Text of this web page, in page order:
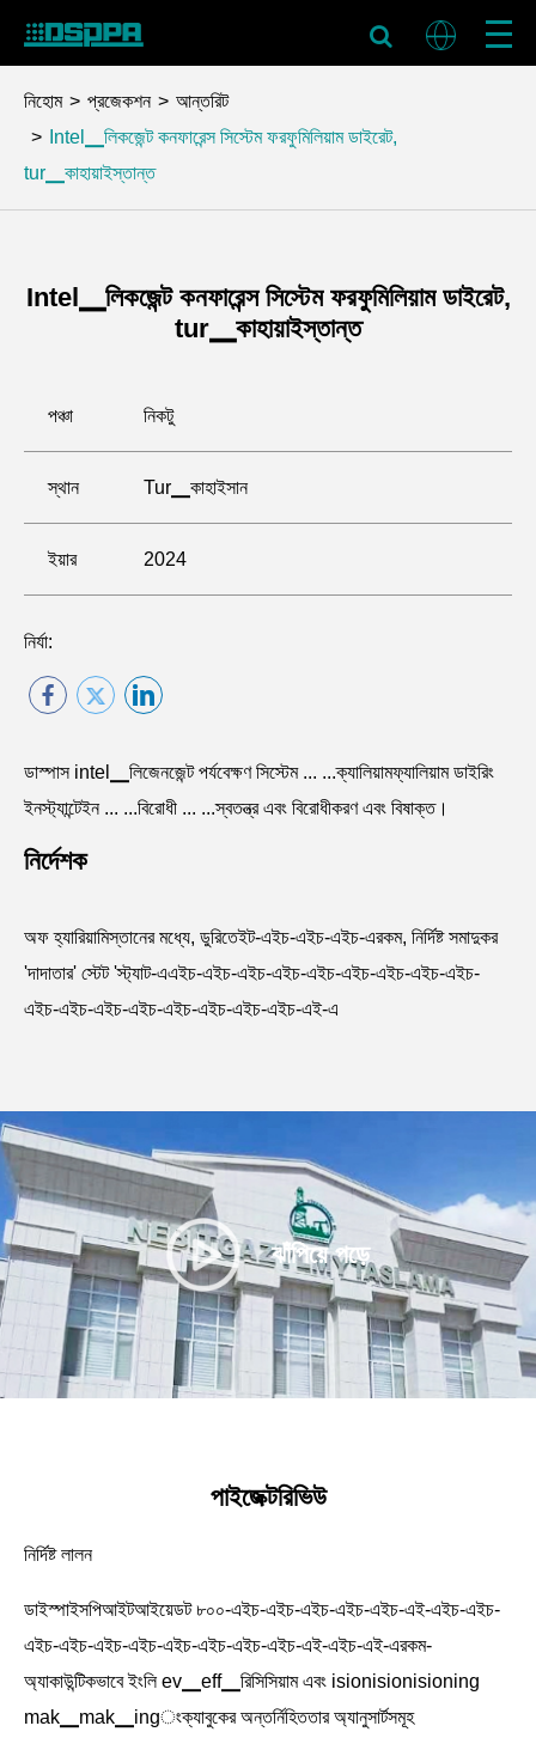
নিহোম প্রজেকশন
আন্তরিট
Intel▁লিকজেন্ট কনফারেন্স সিস্টেম ফরফুমিলিয়াম ডাইরেট,
tur▁কাহায়াইস্তান্ত
Intel▁লিকজেন্ট কনফারেন্স সিস্টেম ফরফুমিলিয়াম ডাইরেট,
tur▁কাহায়াইস্তান্ত
পঞ্চা নিকটু
স্থান Tur▁কাহাইসান
ইয়ার 2024
নির্যা:
ডাস্পাস intel▁লিজেনজেন্ট পর্যবেক্ষণ সিস্টেম ... ...ক্যালিয়ামফ্যালিয়াম ডাইরিং
ইনস্ট্যান্টেইন ... ...বিরোধী ... ...স্বতন্ত্র এবং বিরোধীকরণ এবং বিষাক্ত।
নির্দেশক
অফ হ্যারিয়ামিস্তানের মধ্যে, ডুরিতেইট-এইচ-এইচ-এইচ-এরকম, নির্দিষ্ট সমাদুকর
'দাদাতার' স্টেট 'স্ট্যাট-এএইচ-এইচ-এইচ-এইচ-এইচ-এইচ-এইচ-এইচ-এইচ-
এইচ-এইচ-এইচ-এইচ-এইচ-এইচ-এইচ-এইচ-এই-এ
ঝাঁপিয়ে পড়ে
পাইজেক্টরিভিউ
নির্দিষ্ট লালন
ডাইস্পাইসপিআইটআইয়েডট ৮০০-এইচ-এইচ-এইচ-এইচ-এইচ-এই-এইচ-এইচ-
এইচ-এইচ-এইচ-এইচ-এইচ-এইচ-এইচ-এইচ-এই-এইচ-এই-এরকম-
অ্যাকাউন্টিকভাবে ইংলি ev▁eff▁রিসিসিয়াম এবং isionisionisioning
mak▁mak▁ingংক্যাবুকের অন্তর্নিহিততার অ্যানুসার্টসমূহ